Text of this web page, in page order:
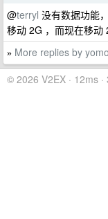
@terryl 没有数据功能
移动 2G ，而现在移动
» More replies by
© 2026 V2EX · 12ms ·